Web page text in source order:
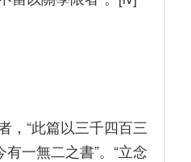
，“此篇以三千四百三
一無二之書”。“立念